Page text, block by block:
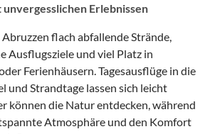
Erlebnissen
flach abfallende Strände,
Ausflugsziele und viel Platz in
Ferienhäusern. Tagesausflüge in die
und Strandtage lassen sich leicht
können die Natur entdecken, während
Atmosphäre und den Komfort